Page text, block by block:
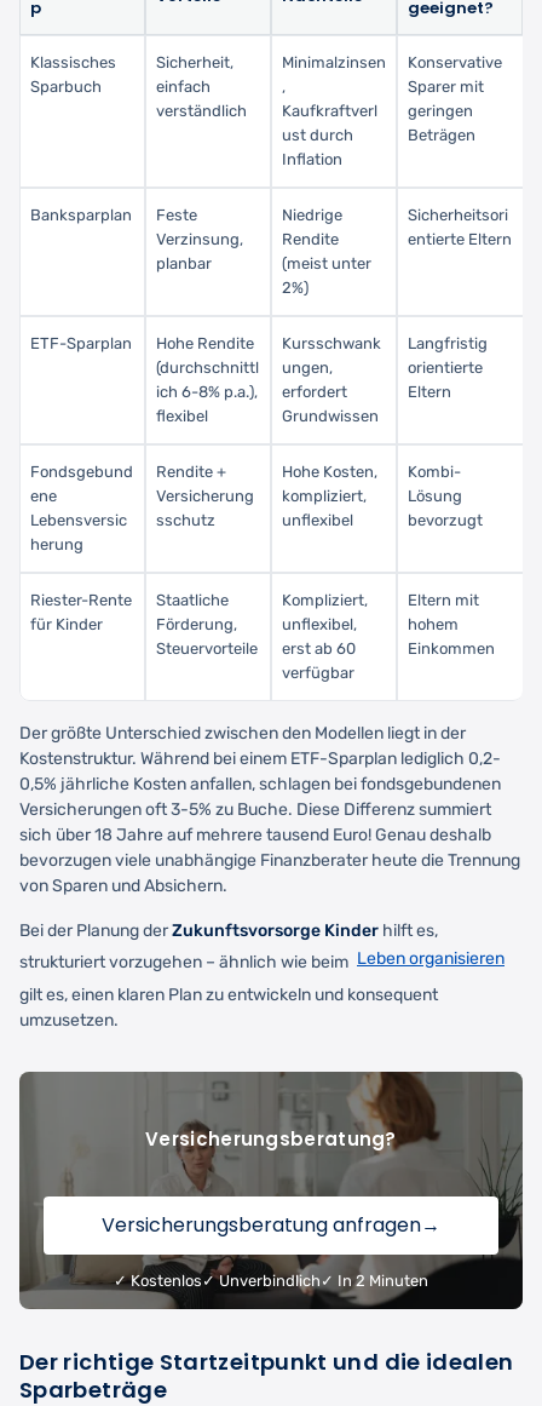
p geeignet?
Klassisches
Sparbuch
Sicherheit,
einfach
verständlich
Minimalzinsen
,
Kaufkraftverl
ust durch
Inflation
Konservative
Sparer mit
geringen
Beträgen
Banksparplan
Feste
Verzinsung,
planbar
Niedrige
Rendite
(meist unter
2%)
Sicherheitsori
entierte Eltern
ETF-Sparplan
Hohe Rendite
(durchschnittl
ich 6-8% p.a.),
flexibel
Kursschwank
ungen,
erfordert
Grundwissen
Langfristig
orientierte
Eltern
Fondsgebund
ene
Lebensversic
herung
Rendite +
Versicherung
sschutz
Hohe Kosten,
kompliziert,
unflexibel
Kombi-
Lösung
bevorzugt
Riester-Rente
für Kinder
Staatliche
Förderung,
Steuervorteile
Kompliziert,
unflexibel,
erst ab 60
verfügbar
Eltern mit
hohem
Einkommen
Der größte Unterschied zwischen den Modellen liegt in der
Kostenstruktur. Während bei einem ETF-Sparplan lediglich 0,2-
0,5% jährliche Kosten anfallen, schlagen bei fondsgebundenen
Versicherungen oft 3-5% zu Buche. Diese Differenz summiert
sich über 18 Jahre auf mehrere tausend Euro! Genau deshalb
bevorzugen viele unabhängige Finanzberater heute die Trennung
von Sparen und Absichern.
Bei der Planung derZukunftsvorsorge Kinder hilft es,
strukturiert vorzugehen – ähnlich wie beim Leben organisieren
gilt es, einen klaren Plan zu entwickeln und konsequent
umzusetzen.
Versicherungsberatung?
Versicherungsberatung anfragen→
✓ Kostenlos ✓ Unverbindlich ✓ In 2 Minuten
Der richtige Startzeitpunkt und die idealen
Sparbeträge